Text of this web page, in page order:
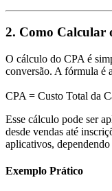
2. Como Calcular
O cálculo do CPA é
conversão. A fórmula é
CPA = Custo Total da
Esse cálculo pode ser
desde vendas até
aplicativos,
Exemplo Prático